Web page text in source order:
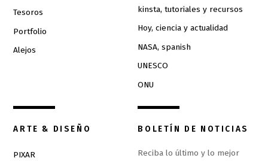
Tesoros
Portfolio
Alejos
kinsta, tutoriales y recursos
Hoy, ciencia y actualidad
NASA, spanish
UNESCO
ONU
ARTE & DISEÑO
PIXAR
BOLETÍN DE NOTICIAS
Reciba lo último y lo mejor